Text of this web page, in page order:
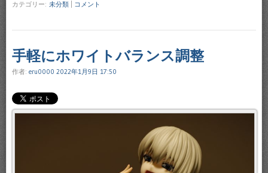
カテゴリー: 未分類 コメント
手軽にホワイトバランス調整
作者: eru0000 2022年1月9日 17:50